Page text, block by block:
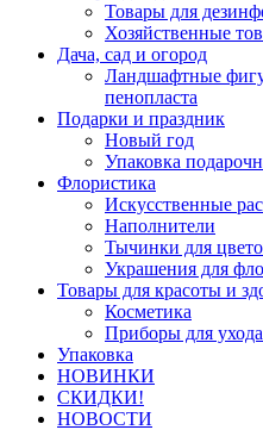
Товары для
Хозяйственные
Дача, сад и огород
Ландшафтные
пенопласта
Подарки и праздник
Новый год
Упаковка
Флористика
Искусственные
Наполнители
Тычинки для
Украшения для
Товары для красоты и
Косметика
Приборы для
Упаковка
НОВИНКИ
СКИДКИ!
НОВОСТИ